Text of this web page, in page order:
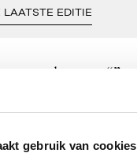
gebruik van cookies
LAATSTE EDITIE
gevonden voor “”.